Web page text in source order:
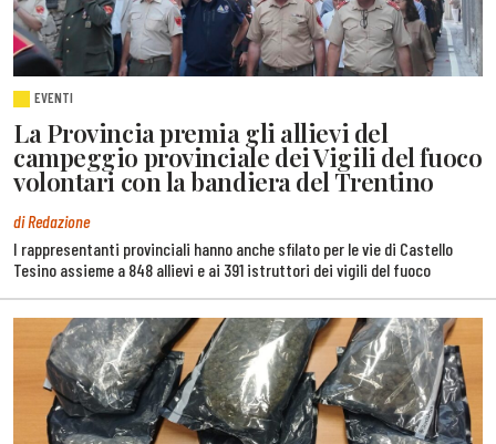
EVENTI
La Provincia premia gli allievi del
campeggio provinciale dei Vigili del fuoco
volontari con la bandiera del Trentino
di Redazione
I rappresentanti provinciali hanno anche sfilato per le vie di Castello
Tesino assieme a 848 allievi e ai 391 istruttori dei vigili del fuoco